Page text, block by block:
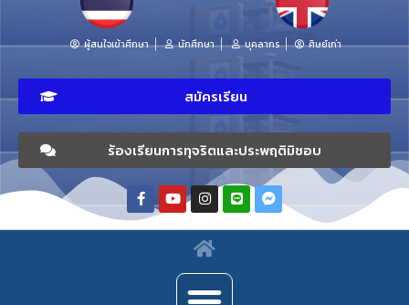
ผู้สนใจเข้าศึกษา นักศึกษา บุคลากร ศิษย์เก่า
สมัครเรียน
ร้องเรียนการทุจริตและประพฤติมิชอบ